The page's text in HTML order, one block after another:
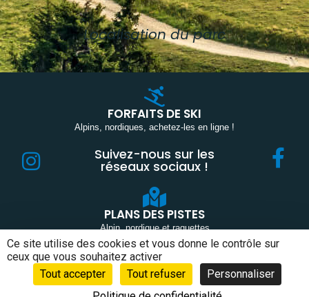
Localisation du parc
FORFAITS DE SKI
Alpins, nordiques, achetez-les en ligne !
Suivez-nous sur les
réseaux sociaux !
PLANS DES PISTES
Alpin, nordique et raquettes
CONDITIONS GÉNÉRALES DE VENTE ET D’UTILISATION
MENTIONS LÉGALES
DONNÉES PERSONNELLES ET COOKIES
Ce site utilise des cookies et vous donne le contrôle sur
ceux que vous souhaitez activer
Tout accepter
Tout refuser
Personnaliser